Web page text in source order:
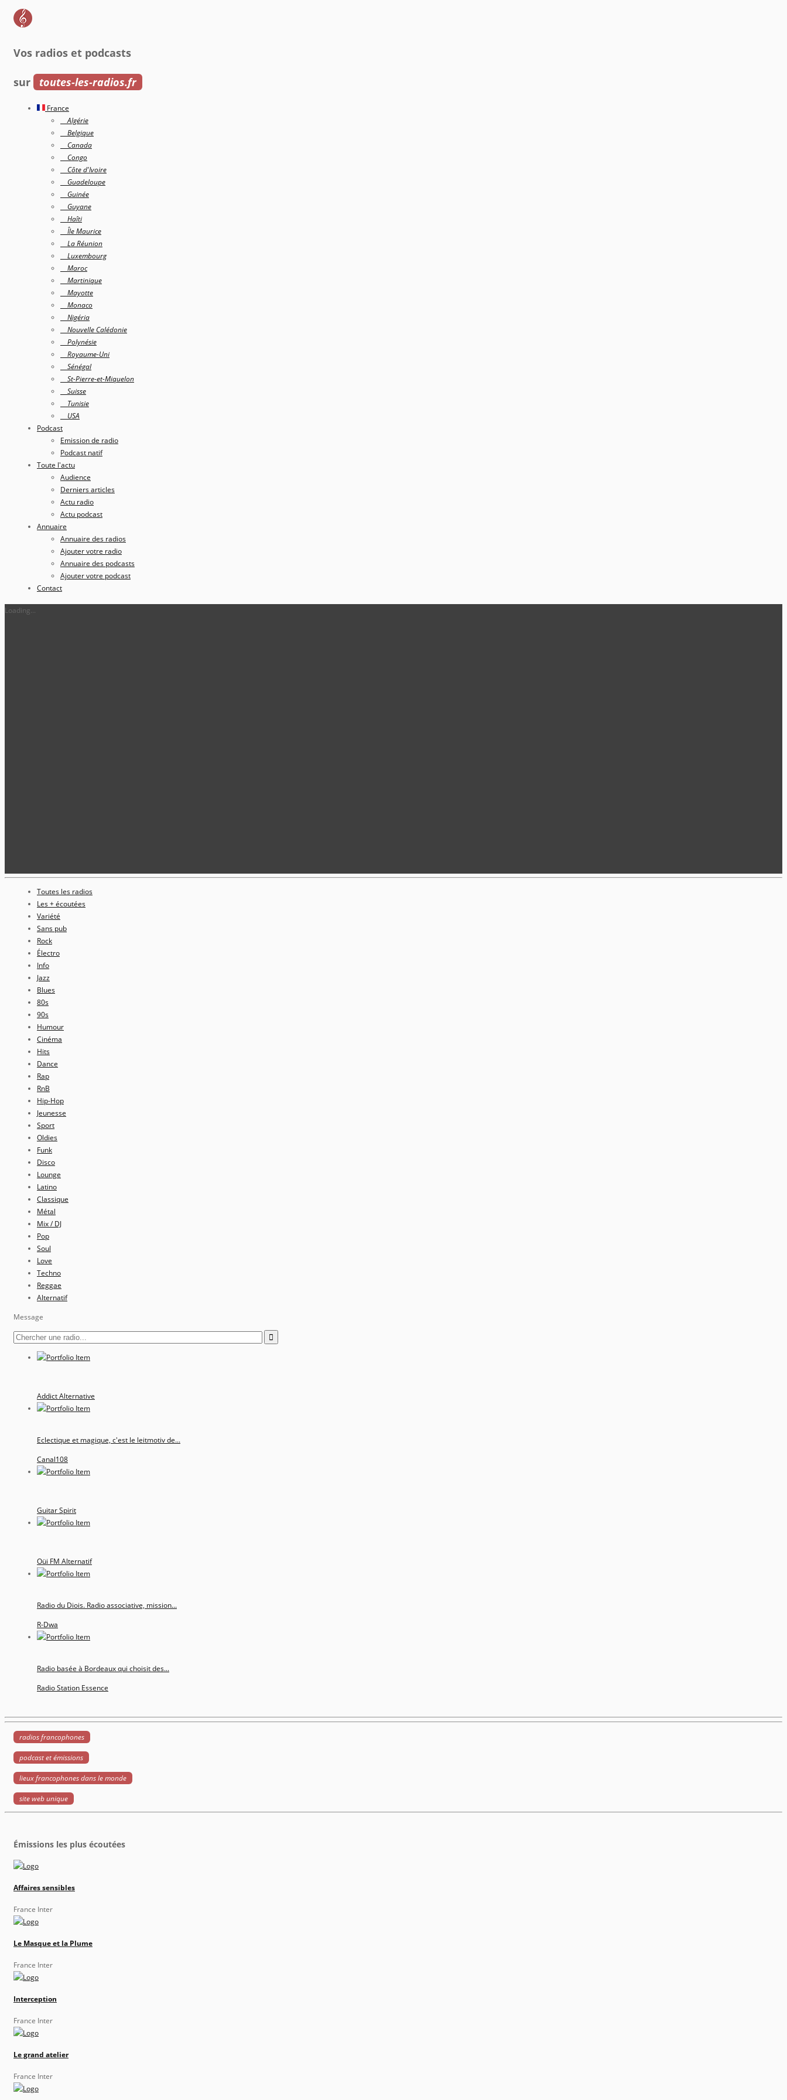
Vos radios et podcasts
sur toutes-les-radios.fr
France
Algérie
Belgique
Canada
Congo
Côte d'Ivoire
Guadeloupe
Guinée
Guyane
Haîti
Île Maurice
La Réunion
Luxembourg
Maroc
Martinique
Mayotte
Monaco
Nigéria
Nouvelle Calédonie
Polynésie
Royaume-Uni
Sénégal
St-Pierre-et-Miquelon
Suisse
Tunisie
USA
Podcast
Emission de radio
Podcast natif
Toute l'actu
Audience
Derniers articles
Actu radio
Actu podcast
Annuaire
Annuaire des radios
Ajouter votre radio
Annuaire des podcasts
Ajouter votre podcast
Contact
Loading...
Toutes les radios
Les + écoutées
Variété
Sans pub
Rock
Électro
Info
Jazz
Blues
80s
90s
Humour
Cinéma
Hits
Dance
Rap
RnB
Hip-Hop
Jeunesse
Sport
Oldies
Funk
Disco
Lounge
Latino
Classique
Métal
Mix / DJ
Pop
Soul
Love
Techno
Reggae
Alternatif
Message
Addict Alternative
Eclectique et magique, c'est le leitmotiv de...
Canal108
Guitar Spirit
Oüi FM Alternatif
Radio du Diois. Radio associative, mission...
R-Dwa
Radio basée à Bordeaux qui choisit des...
Radio Station Essence
radios francophones
podcast et émissions
lieux francophones dans le monde
site web unique
Émissions les plus écoutées
Affaires sensibles
France Inter
Le Masque et la Plume
France Inter
Interception
France Inter
Le grand atelier
France Inter